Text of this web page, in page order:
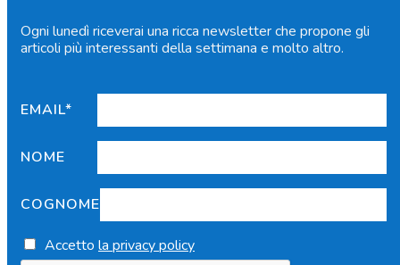
Ogni lunedì riceverai una ricca newsletter che propone gli
articoli più interessanti della settimana e molto altro.
EMAIL*
NOME
COGNOME
Accetto la privacy policy